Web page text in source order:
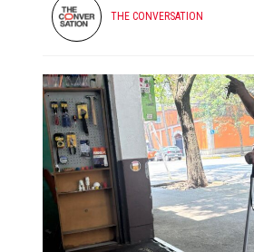
THE CONVERSATION